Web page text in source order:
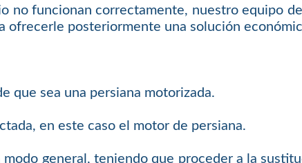
no funcionan correctamente, nuestro equipo
posteriormente una solución
que sea una persiana motorizada.
en este caso el motor de persiana.
general, teniendo que proceder a la